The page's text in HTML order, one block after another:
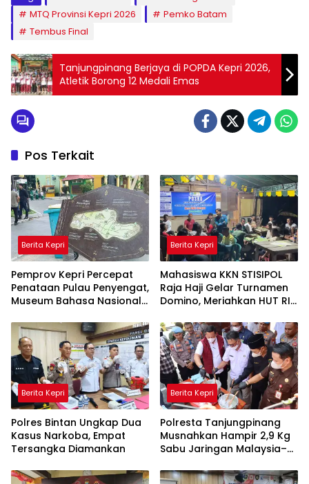
MTQ Provinsi Kepri 2026
Pemko Batam
Tembus Final
Tanjungpinang Berjaya di POPDA Kepri 2026,
Atletik Borong 12 Medali Emas
Pos Terkait
Berita Kepri
Pemprov Kepri Percepat
Penataan Pulau Penyengat,
Museum Bahasa Nasional
Berita Kepri
Mahasiswa KKN STISIPOL
Raja Haji Gelar Turnamen
Domino, Meriahkan HUT RI
Berita Kepri
Polres Bintan Ungkap Dua
Kasus Narkoba, Empat
Tersangka Diamankan
Berita Kepri
Polresta Tanjungpinang
Musnahkan Hampir 2,9 Kg
Sabu Jaringan Malaysia–
Ribuan Jiwa